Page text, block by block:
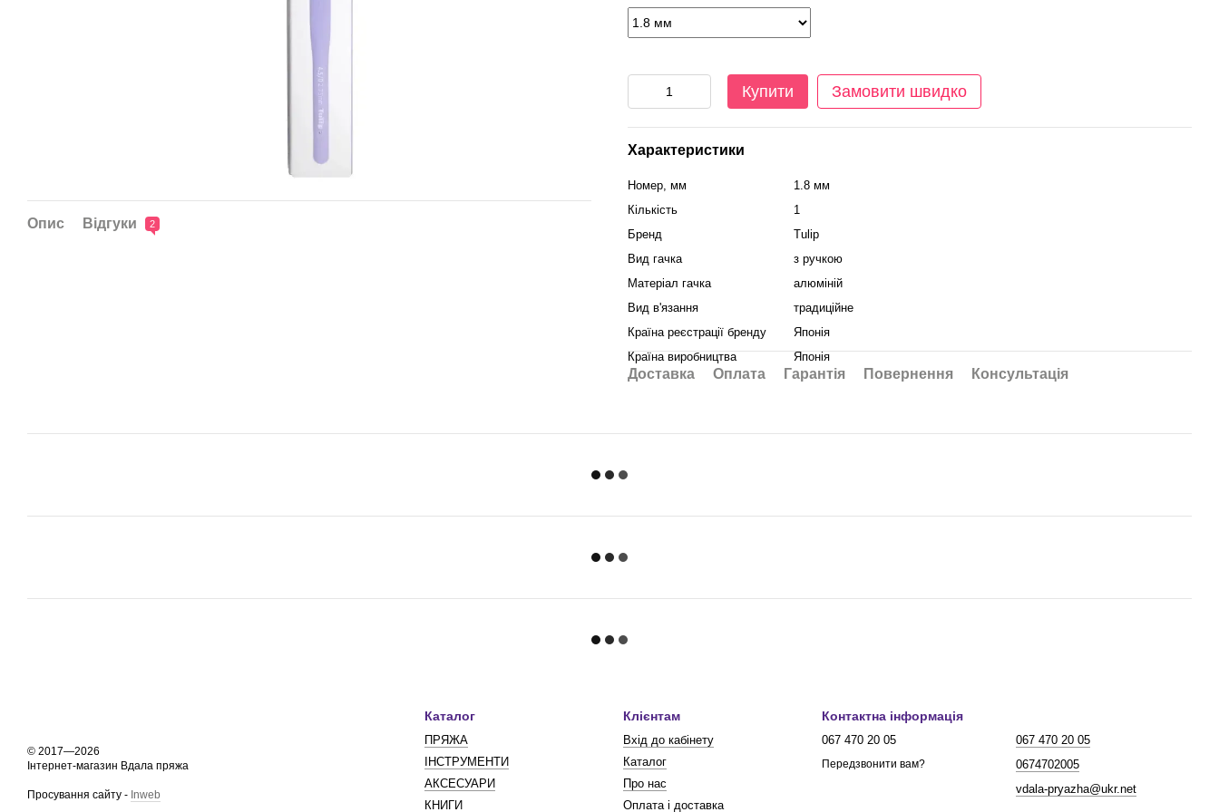
Опис Відгуки 2
Купити Замовити швидко
Характеристики
Номер, мм
1.8 мм
Кількість
1
Бренд
Tulip
Вид гачка
з ручкою
Матеріал гачка
алюміній
Вид в'язання
традиційне
Країна реєстрації бренду
Японія
Країна виробництва
Японія
Доставка Оплата Гарантія Повернення Консультація
© 2017—2026
Інтернет-магазин Вдала пряжа
Просування сайту - Inweb
Каталог
ПРЯЖА
ІНСТРУМЕНТИ
АКСЕСУАРИ
КНИГИ
Клієнтам
Вхід до кабінету
Каталог
Про нас
Оплата і доставка
Контактна інформація
067 470 20 05
Передзвонити вам?
067 470 20 05
0674702005
vdala-pryazha@ukr.net